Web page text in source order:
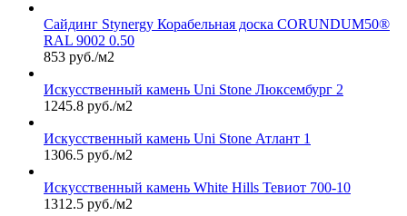
Сайдинг Stynergy Корабельная доска CORUNDUM50®
RAL 9002 0.50
853 руб./м2
Искусственный камень Uni Stone Люксембург 2
1245.8 руб./м2
Искусственный камень Uni Stone Атлант 1
1306.5 руб./м2
Искусственный камень White Hills Тевиот 700-10
1312.5 руб./м2